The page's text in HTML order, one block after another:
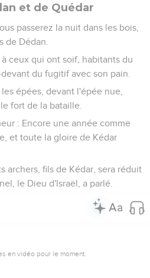
et de Quédar
passerez la nuit dans les bois,
de Dédan.
ceux qui ont soif, habitants du
du fugitif avec son pain.
épées, devant l'épée nue,
fort de la bataille.
: Encore une année comme
et toute la gloire de Kédar
archers, fils de Kédar, sera réduit
le Dieu d'Israël, a parlé.
en vidéo pour le moment.